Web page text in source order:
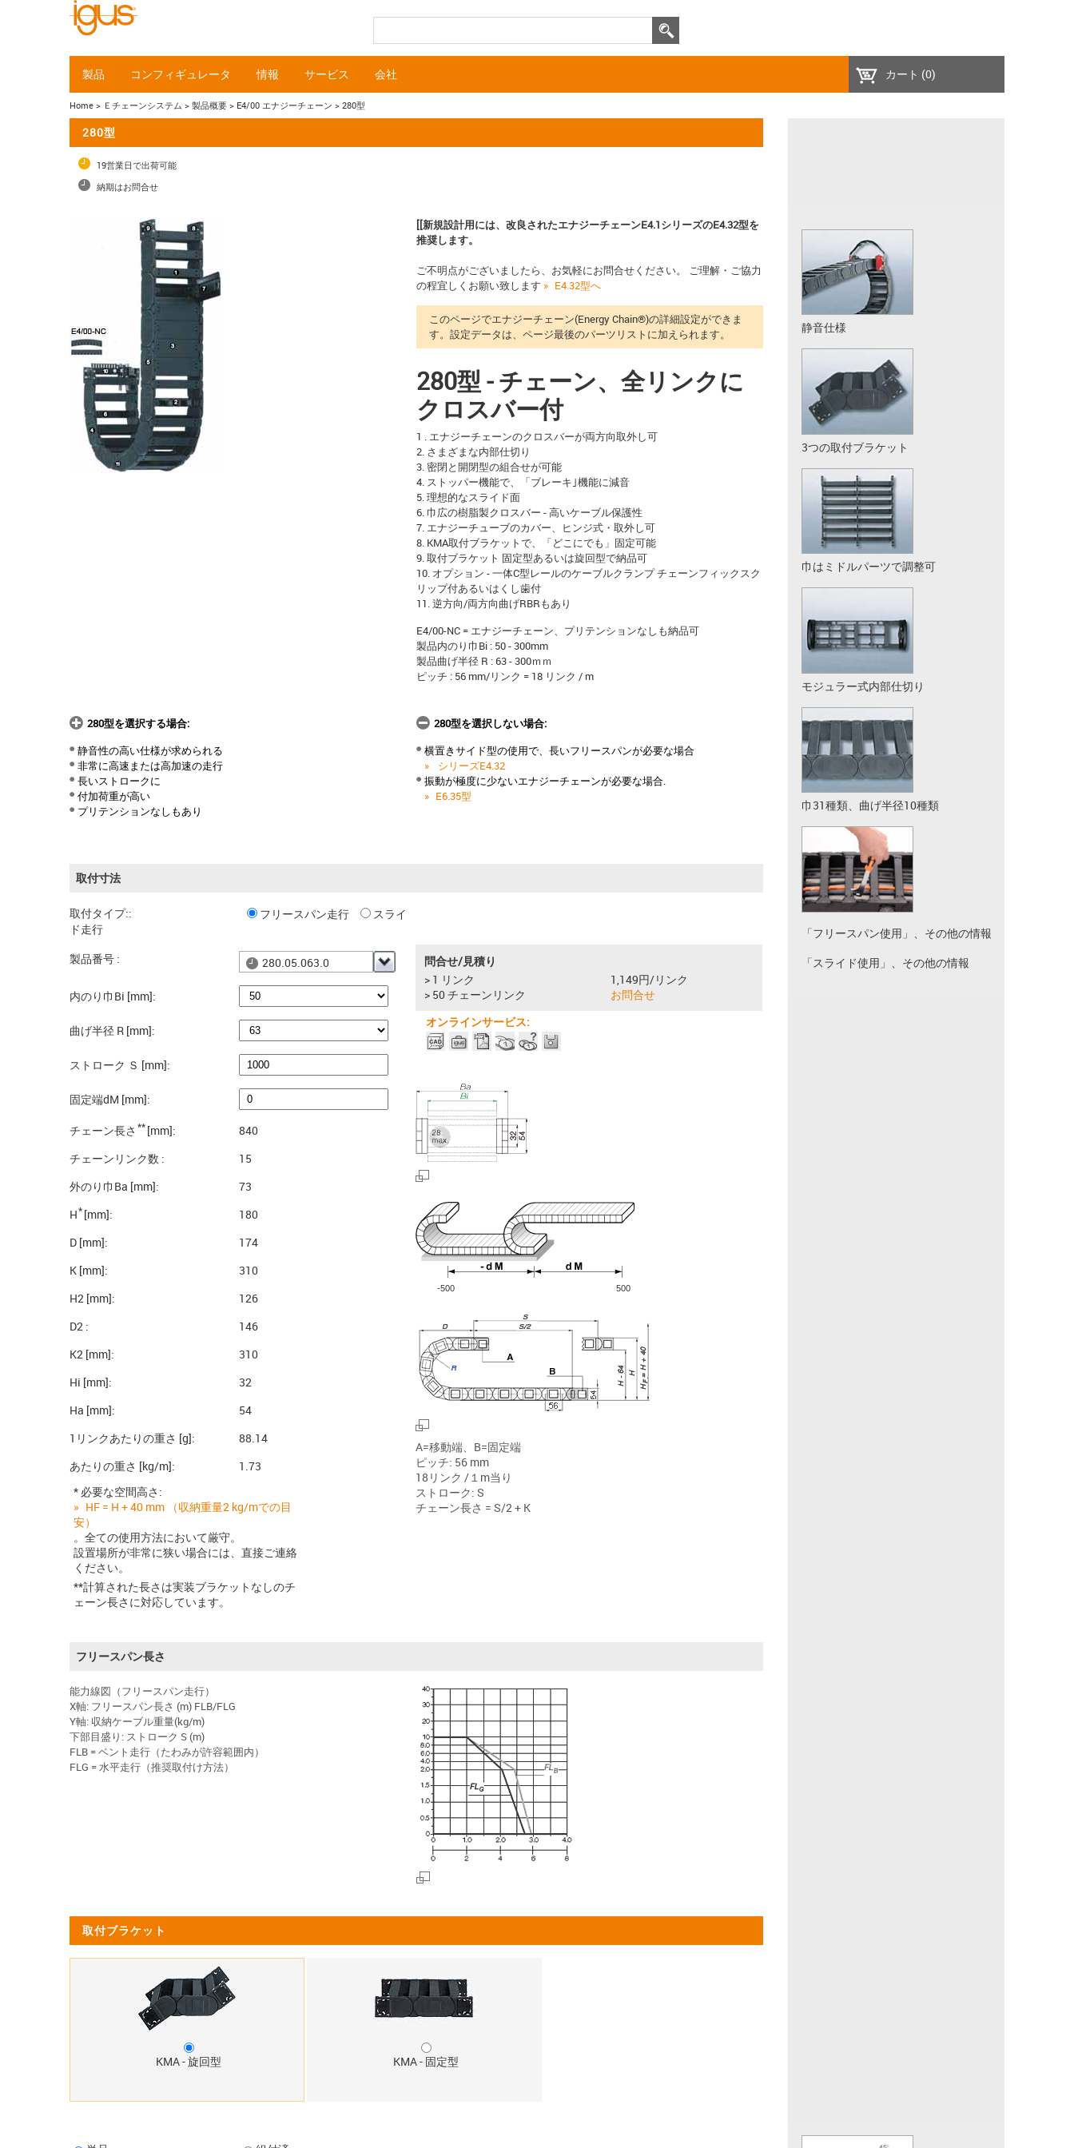
製品 コンフィギュレータ 情報 サービス 会社 カート (0)
Home > Ｅチェーンシステム > 製品概要 > E4/00 エナジーチェーン > 280型
280型
19営業日で出荷可能
納期はお問合せ
[[新規設計用には、改良されたエナジーチェーンE4.1シリーズのE4.32型を
推奨します。
ご不明点がございましたら、お気軽にお問合せください。 ご理解・ご協力
の程宜しくお願い致します
E4.32型へ
このページでエナジーチェーン(Energy Chain®)の詳細設定ができま
す。設定データは、ページ最後のパーツリストに加えられます。
280型 - チェーン、全リンクに
クロスバー付
1 . エナジーチェーンのクロスバーが両方向取外し可
2. さまざまな内部仕切り
3. 密閉と開閉型の組合せが可能
4. ストッパー機能で、「ブレーキ｣機能に減音
5. 理想的なスライド面
6. 巾広の樹脂製クロスバー - 高いケーブル保護性
7. エナジーチューブのカバー、ヒンジ式・取外し可
8. KMA取付ブラケットで、「どこにでも」固定可能
9. 取付ブラケット 固定型あるいは旋回型で納品可
10. オプション - 一体C型レールのケーブルクランプ チェーンフィックスク
リップ付あるいはくし歯付
11. 逆方向/両方向曲げRBRもあり
E4/00-NC = エナジーチェーン、プリテンションなしも納品可
製品内のり巾Bi : 50 - 300mm
製品曲げ半径 R : 63 - 300ｍｍ
ピッチ : 56 mm/リンク = 18 リンク / m
280型を選択する場合:
静音性の高い仕様が求められる
非常に高速または高加速の走行
長いストロークに
付加荷重が高い
プリテンションなしもあり
280型を選択しない場合:
横置きサイド型の使用で、長いフリースパンが必要な場合
シリーズE4.32
振動が極度に少ないエナジーチェーンが必要な場合.
E6.35型
取付寸法
取付タイプ:: フリースパン走行
スライ
ド走行
製品番号 :
280.05.063.0
内のり巾Bi [mm]:
曲げ半径 R [mm]:
ストローク Ｓ [mm]:
固定端dM [mm]:
チェーン長さ **[mm]:
840
チェーンリンク数 :
15
外のり巾Ba [mm]:
73
H*[mm]:
180
D [mm]:
174
K [mm]:
310
H2 [mm]:
126
D2 :
146
K2 [mm]:
310
Hi [mm]:
32
Ha [mm]:
54
1リンクあたりの重さ [g]:
88.14
あたりの重さ [kg/m]:
1.73
* 必要な空間高さ:
HF = H + 40 mm （収納重量2 kg/mでの目
安）
。全ての使用方法において厳守。
設置場所が非常に狭い場合には、直接ご連絡
ください。
**計算された長さは実装ブラケットなしのチ
ェーン長さに対応しています。
オンラインサービス:
問合せ/見積り
> 1 リンク
1,149円/リンク
> 50 チェーンリンク
お問合せ
-500 500
A=移動端、B=固定端
ピッチ: 56 mm
18リンク /１m当り
ストローク: S
チェーン長さ = S/2 + K
フリースパン長さ
能力線図（フリースパン走行）
X軸: フリースパン長さ (m) FLB/FLG
Y軸: 収納ケーブル重量(kg/m)
下部目盛り: ストローク S (m)
FLB = ベント走行（たわみが許容範囲内）
FLG = 水平走行（推奨取付け方法）
静音仕様
3つの取付ブラケット
巾はミドルパーツで調整可
モジュラー式内部仕切り
巾31種類、曲げ半径10種類
「フリースパン使用」、その他の情報
「スライド使用」、その他の情報
取付ブラケット
KMA - 旋回型 KMA - 固定型